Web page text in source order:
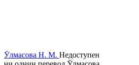
Ӯлмасова Н. М. Недоступен